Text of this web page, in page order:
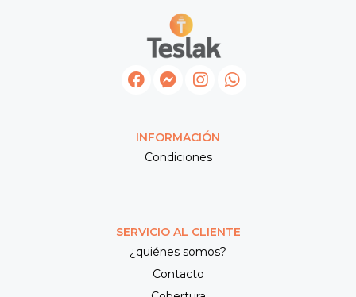
INFORMACIÓN
Condiciones
SERVICIO AL CLIENTE
¿quiénes somos?
Contacto